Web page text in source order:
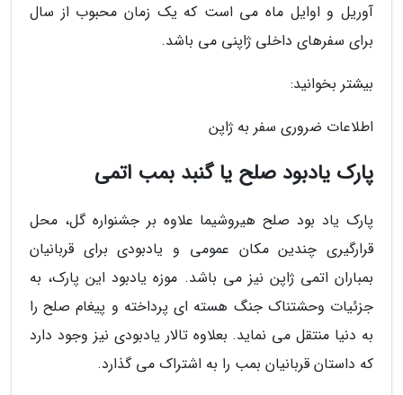
آوریل و اوایل ماه می است که یک زمان محبوب از سال
برای سفرهای داخلی ژاپنی می باشد.
بیشتر بخوانید:
اطلاعات ضروری سفر به ژاپن
پارک یادبود صلح یا گنبد بمب اتمی
پارک یاد بود صلح هیروشیما علاوه بر جشنواره گل، محل
قرارگیری چندین مکان عمومی و یادبودی برای قربانیان
بمباران اتمی ژاپن نیز می باشد. موزه یادبود این پارک، به
جزئیات وحشتناک جنگ هسته ای پرداخته و پیغام صلح را
به دنیا منتقل می نماید. بعلاوه تالار یادبودی نیز وجود دارد
که داستان قربانیان بمب را به اشتراک می گذارد.